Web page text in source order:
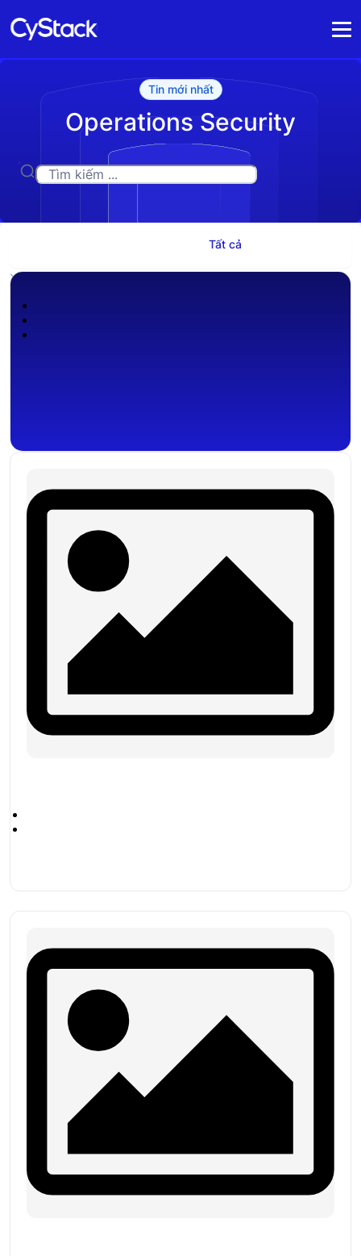
Tin mới nhất
Operations Security
Tất cả